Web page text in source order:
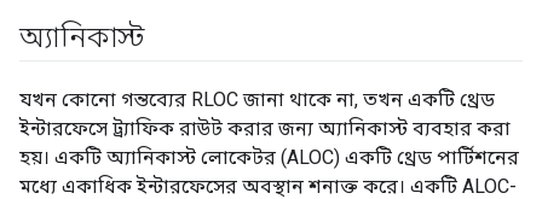
অ্যানিকাস্ট
যখন কোনো গন্তব্যের RLOC জানা থাকে না, তখন একটি থ্রেড
ইন্টারফেসে ট্র্যাফিক রাউট করার জন্য অ্যানিকাস্ট ব্যবহার করা
হয়। একটি অ্যানিকাস্ট লোকেটর (ALOC) একটি থ্রেড পার্টিশনের
মধ্যে একাধিক ইন্টারফেসের অবস্থান শনাক্ত করে। একটি ALOC-